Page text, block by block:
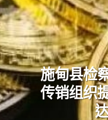
施甸县检
传销组织